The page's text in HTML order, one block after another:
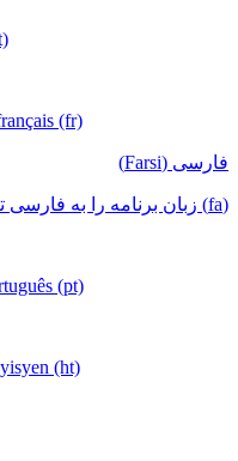
(fr)
فارسی (Farsi)
(fa) زبان برنامه را به فارسی تغییر دهید
(pt)
(ht)